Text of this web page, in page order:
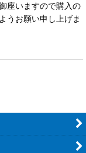
座いますので購入の
うお願い申し上げま